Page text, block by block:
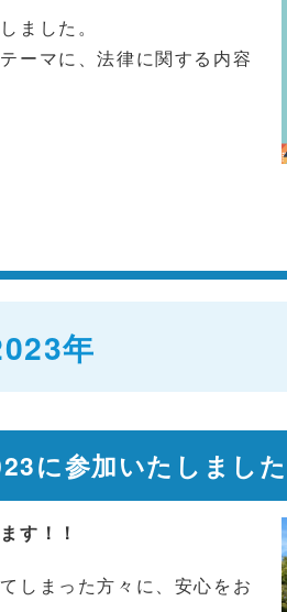
ました。
ーマに、法律に関する内容
年
に参加いたしました
す！！
しまった方々に、安心をお